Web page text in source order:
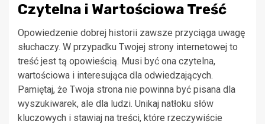
Czytelna i Wartościowa Treść
Opowiedzenie dobrej historii zawsze przyciąga uwagę
słuchaczy. W przypadku Twojej strony internetowej to
treść jest tą opowieścią. Musi być ona czytelna,
wartościowa i interesująca dla odwiedzających.
Pamiętaj, że Twoja strona nie powinna być pisana dla
wyszukiwarek, ale dla ludzi. Unikaj natłoku słów
kluczowych i stawiaj na treści, które rzeczywiście